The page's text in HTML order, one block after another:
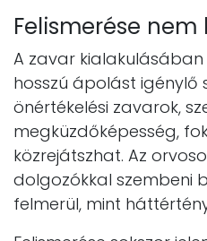
Felismerése
A zavar
hosszú ápolást igénylő
önértékelési zavarok,
megküzdőképesség,
közrejátszhat. Az
dolgozókkal szembeni
felmerül, mint